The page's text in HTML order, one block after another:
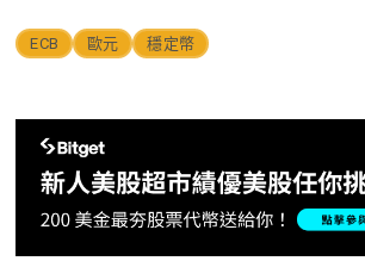
ECB 歐元 穩定幣